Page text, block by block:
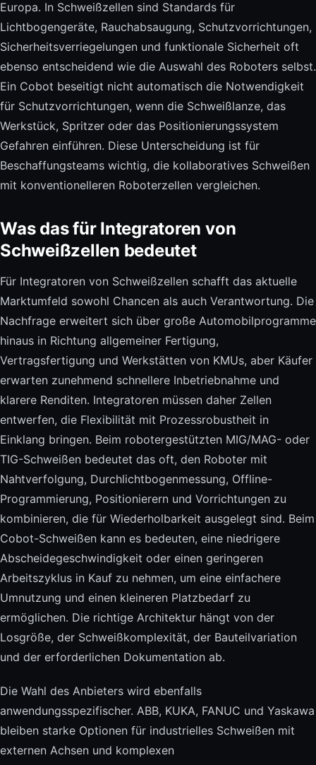
Europa. In Schweißzellen sind Standards für
Lichtbogengeräte, Rauchabsaugung, Schutzvorrichtungen,
Sicherheitsverriegelungen und funktionale Sicherheit oft
ebenso entscheidend wie die Auswahl des Roboters selbst.
Ein Cobot beseitigt nicht automatisch die Notwendigkeit
für Schutzvorrichtungen, wenn die Schweißlanze, das
Werkstück, Spritzer oder das Positionierungssystem
Gefahren einführen. Diese Unterscheidung ist für
Beschaffungsteams wichtig, die kollaboratives Schweißen
mit konventionelleren Roboterzellen vergleichen.
Was das für Integratoren von
Schweißzellen bedeutet
Für Integratoren von Schweißzellen schafft das aktuelle
Marktumfeld sowohl Chancen als auch Verantwortung. Die
Nachfrage erweitert sich über große Automobilprogramme
hinaus in Richtung allgemeiner Fertigung,
Vertragsfertigung und Werkstätten von KMUs, aber Käufer
erwarten zunehmend schnellere Inbetriebnahme und
klarere Renditen. Integratoren müssen daher Zellen
entwerfen, die Flexibilität mit Prozessrobustheit in
Einklang bringen. Beim robotergestützten MIG/MAG- oder
TIG-Schweißen bedeutet das oft, den Roboter mit
Nahtverfolgung, Durchlichtbogenmessung, Offline-
Programmierung, Positionierern und Vorrichtungen zu
kombinieren, die für Wiederholbarkeit ausgelegt sind. Beim
Cobot-Schweißen kann es bedeuten, eine niedrigere
Abscheidegeschwindigkeit oder einen geringeren
Arbeitszyklus in Kauf zu nehmen, um eine einfachere
Umnutzung und einen kleineren Platzbedarf zu
ermöglichen. Die richtige Architektur hängt von der
Losgröße, der Schweißkomplexität, der Bauteilvariation
und der erforderlichen Dokumentation ab.
Die Wahl des Anbieters wird ebenfalls
anwendungsspezifischer. ABB, KUKA, FANUC und Yaskawa
bleiben starke Optionen für industrielles Schweißen mit
externen Achsen und komplexen